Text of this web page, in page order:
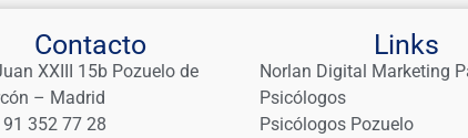
Contacto
XXIII 15b Pozuelo de
– Madrid
352 77 28
Links
Norlan Digital Marketing
Psicólogos
Psicólogos Pozuelo